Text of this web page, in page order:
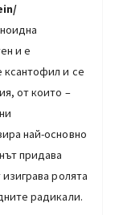
и е
ксантофил и се
от които –
най-основно
придава
ролята
радикали.